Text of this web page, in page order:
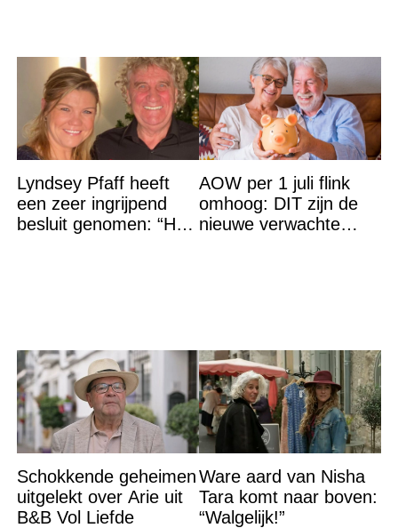
Lyndsey Pfaff heeft
een zeer ingrijpend
besluit genomen: “Het
AOW per 1 juli flink
omhoog: DIT zijn de
nieuwe verwachte
Schokkende geheimen
uitgelekt over Arie uit
B&B Vol Liefde
Ware aard van Nisha
Tara komt naar boven:
“Walgelijk!”